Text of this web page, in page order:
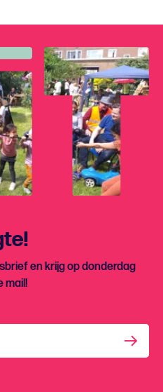
en krijg op donderdag
mail!